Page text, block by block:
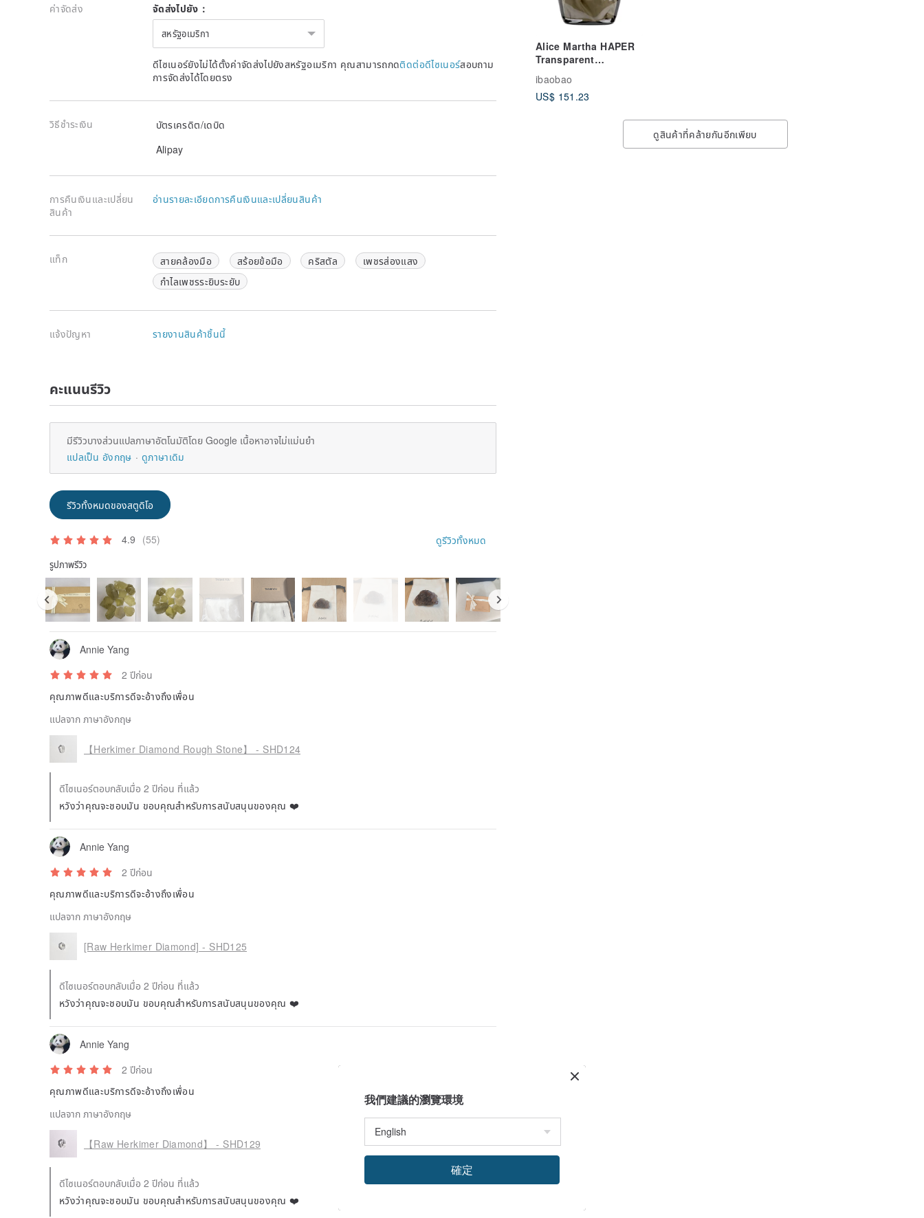
Alice Martha HAPER
Transparent
Handbag-Black
ibaobao
US$ 151.23
ดูสินค้าที่คล้ายกันอีกเพียบ
ค่าจัดส่ง จัดส่งไปยัง：
สหรัฐอเมริกา
ดีไซเนอร์ยังไม่ได้ตั้งค่าจัดส่งไปยังสหรัฐอเมริกา คุณสามารถกดติดต่อดีไซเนอร์สอบถาม
การจัดส่งได้โดยตรง
วิธีชำระเงิน
บัตรเครดิต/เดบิด
Alipay
การคืนเงินและเปลี่ยน
สินค้า
อ่านรายละเอียดการคืนเงินและเปลี่ยนสินค้า
แท็ก สายคล้องมือ สร้อยข้อมือ คริสตัล
เพชรส่องแสง
กำไลเพชรระยิบระยับ
แจ้งปัญหา รายงานสินค้าชิ้นนี้
คะแนนรีวิว
มีรีวิวบางส่วนแปลภาษาอัตโนมัติโดย Google เนื้อหาอาจไม่แม่นยำ
แปลเป็น อังกฤษ
ดูภาษาเดิม
รีวิวทั้งหมดของสตูดิโอ
4.9 (55) ดูรีวิวทั้งหมด
รูปภาพรีวิว
Annie Yang
2 ปีก่อน
คุณภาพดีและบริการดีจะอ้างถึงเพื่อน
แปลจาก ภาษาอังกฤษ
【Herkimer Diamond Rough Stone】 - SHD124
ดีไซเนอร์ตอบกลับเมื่อ 2 ปีก่อน ที่แล้ว
หวังว่าคุณจะชอบมัน ขอบคุณสำหรับการสนับสนุนของคุณ ❤️
Annie Yang
2 ปีก่อน
คุณภาพดีและบริการดีจะอ้างถึงเพื่อน
แปลจาก ภาษาอังกฤษ
[Raw Herkimer Diamond] - SHD125
ดีไซเนอร์ตอบกลับเมื่อ 2 ปีก่อน ที่แล้ว
หวังว่าคุณจะชอบมัน ขอบคุณสำหรับการสนับสนุนของคุณ ❤️
Annie Yang
2 ปีก่อน
คุณภาพดีและบริการดีจะอ้างถึงเพื่อน
แปลจาก ภาษาอังกฤษ
【Raw Herkimer Diamond】 - SHD129
ดีไซเนอร์ตอบกลับเมื่อ 2 ปีก่อน ที่แล้ว
หวังว่าคุณจะชอบมัน ขอบคุณสำหรับการสนับสนุนของคุณ ❤️
我們建議的瀏覽環境
確定